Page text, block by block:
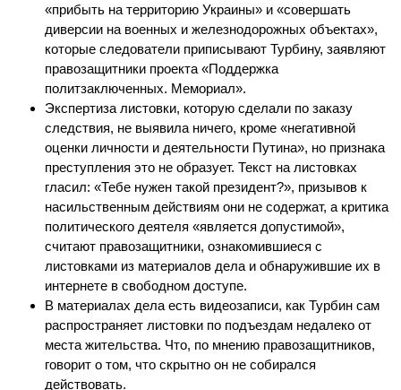
«прибыть на территорию Украины» и «совершать
диверсии на военных и железнодорожных объектах»,
которые следователи приписывают Турбину, заявляют
правозащитники проекта «Поддержка
политзаключенных. Мемориал».
Экспертиза листовки, которую сделали по заказу
следствия, не выявила ничего, кроме «негативной
оценки личности и деятельности Путина», но признака
преступления это не образует. Текст на листовках
гласил: «Тебе нужен такой президент?», призывов к
насильственным действиям они не содержат, а критика
политического деятеля «является допустимой»,
считают правозащитники, ознакомившиеся с
листовками из материалов дела и обнаружившие их в
интернете в свободном доступе.
В материалах дела есть видеозаписи, как Турбин сам
распространяет листовки по подъездам недалеко от
места жительства. Что, по мнению правозащитников,
говорит о том, что скрытно он не собирался
действовать.